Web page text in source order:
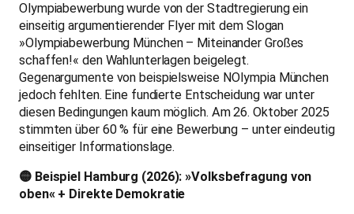
Olympiabewerbung wurde von der Stadtregierung ein
einseitig argumentierender Flyer mit dem Slogan
»Olympiabewerbung München – Miteinander Großes
schaffen!« den Wahlunterlagen beigelegt.
Gegenargumente von beispielsweise NOlympia München
jedoch fehlten. Eine fundierte Entscheidung war unter
diesen Bedingungen kaum möglich. Am 26. Oktober 2025
stimmten über 60 % für eine Bewerbung – unter eindeutig
einseitiger Informationslage.
🟡 Beispiel Hamburg (2026): »Volksbefragung von
oben« + Direkte Demokratie